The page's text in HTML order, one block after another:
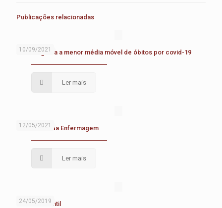
Publicações relacionadas
10/09/2021
Brasil registra a menor média móvel de óbitos por covid-19
Ler mais
12/05/2021
Dia Mundial da Enfermagem
Ler mais
24/05/2019
Diarreia Infantil